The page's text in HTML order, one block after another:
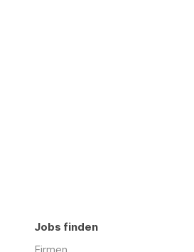
Jobs finden